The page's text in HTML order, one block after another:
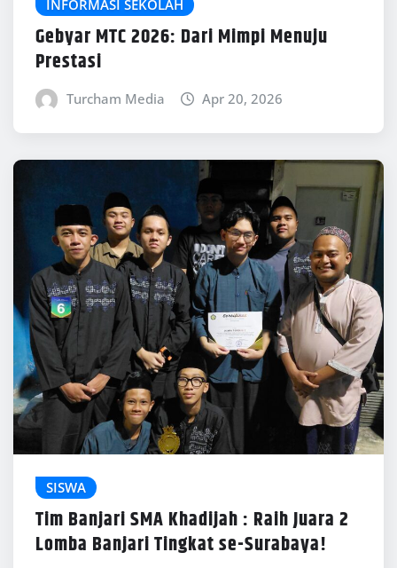
INFORMASI SEKOLAH
Gebyar MTC 2026: Dari Mimpi Menuju
Prestasi
Turcham Media Apr 20, 2026
SISWA
Tim Banjari SMA Khadijah : Raih Juara 2
Lomba Banjari Tingkat se-Surabaya!